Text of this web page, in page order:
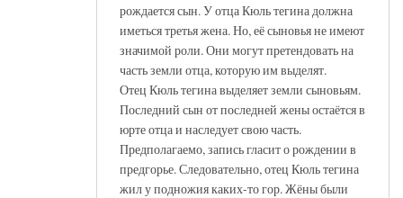
рождается сын. У отца Кюль тегина должна
иметься третья жена. Но, её сыновья не имеют
значимой роли. Они могут претендовать на
часть земли отца, которую им выделят.
Отец Кюль тегина выделяет земли сыновьям.
Последний сын от последней жены остаётся в
юрте отца и наследует свою часть.
Предполагаемо, запись гласит о рождении в
предгорье. Следовательно, отец Кюль тегина
жил у подножия каких-то гор. Жёны были